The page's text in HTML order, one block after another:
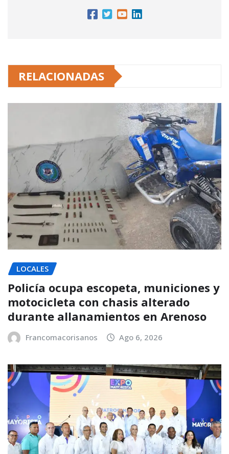
RELACIONADAS
LOCALES
Policía ocupa escopeta, municiones y
motocicleta con chasis alterado
durante allanamientos en Arenoso
Francomacorisanos Ago 6, 2026